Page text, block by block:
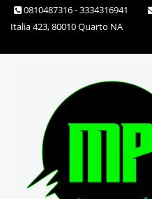
Skip 0810487316 - 3334316941
Italia 423, 80010 Quarto NA